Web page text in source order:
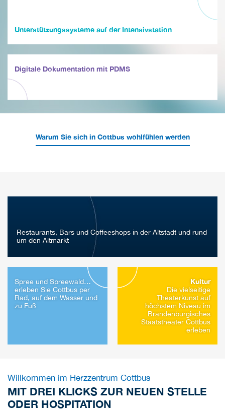
Unterstützungssysteme auf der Intensivstation
Digitale Dokumentation mit PDMS
Warum Sie sich in Cottbus wohlfühlen werden
Restaurants, Bars und Coffeeshops in der Altstadt und rund
um den Altmarkt
Spree und Spreewald…
erleben Sie Cottbus per
Rad, auf dem Wasser und
zu Fuß
Kultur
Die vielseitige
Theaterkunst auf
höchstem Niveau im
Brandenburgisches
Staatstheater Cottbus
erleben
Willkommen im Herzzentrum Cottbus
MIT DREI KLICKS ZUR NEUEN STELLE
ODER HOSPITATION